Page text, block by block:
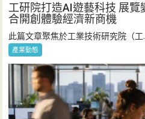
工研院打造AI遊藝科技 展
合開創體驗經濟新商機
此篇文章聚焦於工業技術研究院（工
產業動態